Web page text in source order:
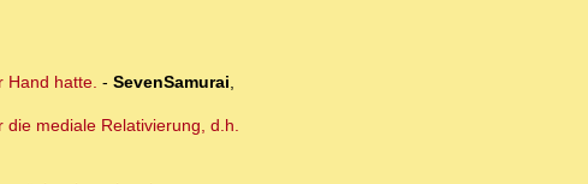
Hand hatte. - SevenSamurai,
mediale Relativierung, d.h.